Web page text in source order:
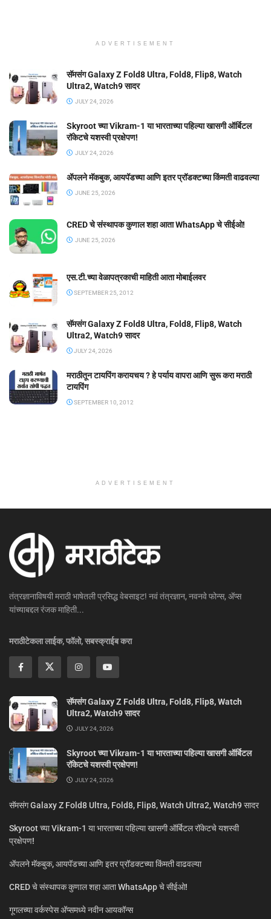
ADVERTISEMENT
सॅमसंग Galaxy Z Fold8 Ultra, Fold8, Flip8, Watch
Ultra2, Watch9 सादर
JULY 24, 2026
Skyroot च्या Vikram-1 या भारताच्या पहिल्या खासगी ऑर्बिटल
रॉकेटचे यशस्वी प्रक्षेपण!
JULY 24, 2026
ॲपलने मॅकबुक, आयपॅडच्या आणि इतर प्रॉडक्टच्या किंमती वाढवल्या
JUNE 25, 2026
CRED चे संस्थापक कुणाल शहा आता WhatsApp चे सीईओ!
JUNE 25, 2026
एस.टी.च्या वेळापत्रकाची माहिती आता मोबाईलवर
SEPTEMBER 25, 2012
सॅमसंग Galaxy Z Fold8 Ultra, Fold8, Flip8, Watch
Ultra2, Watch9 सादर
JULY 24, 2026
मराठीतून टायपिंग करायचय ? हे पर्याय वापरा आणि सुरू करा मराठी
टायपिंग
SEPTEMBER 10, 2012
ADVERTISEMENT
तंत्रज्ञानाविषयी मराठी भाषेतली प्रसिद्ध वेबसाइट! नवं तंत्रज्ञान, नवनवे फोन्स, ॲप्स
यांच्याबद्दल रंजक माहिती...
मराठीटेकला लाईक, फॉलो, सबस्क्राईब करा
सॅमसंग Galaxy Z Fold8 Ultra, Fold8, Flip8, Watch
Ultra2, Watch9 सादर
JULY 24, 2026
Skyroot च्या Vikram-1 या भारताच्या पहिल्या खासगी ऑर्बिटल
रॉकेटचे यशस्वी प्रक्षेपण!
JULY 24, 2026
सॅमसंग Galaxy Z Fold8 Ultra, Fold8, Flip8, Watch Ultra2, Watch9 सादर
Skyroot च्या Vikram-1 या भारताच्या पहिल्या खासगी ऑर्बिटल रॉकेटचे यशस्वी
प्रक्षेपण!
ॲपलने मॅकबुक, आयपॅडच्या आणि इतर प्रॉडक्टच्या किंमती वाढवल्या
CRED चे संस्थापक कुणाल शहा आता WhatsApp चे सीईओ!
गूगलच्या वर्कस्पेस अ‍ॅप्समध्ये नवीन आयकॉन्स